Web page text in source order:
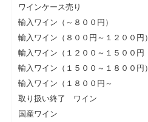
ワインケース売り
輸入ワイン（～８００円）
輸入ワイン（８００円～１２００円）
輸入ワイン（１２００～１５００円
輸入ワイン（１５００～１８００円）
輸入ワイン（１８００円～
取り扱い終了 ワイン
国産ワイン